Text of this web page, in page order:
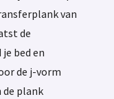
van
de
bed en
de j-vorm
de plank